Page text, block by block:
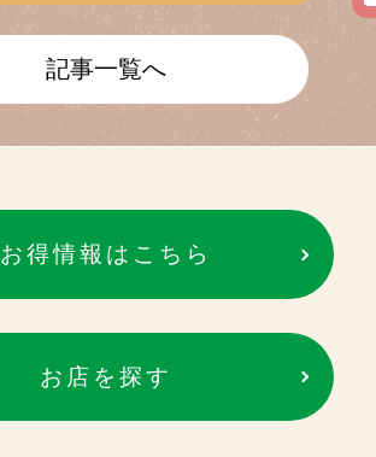
記事一覧へ
お得情報はこちら
お店を探す